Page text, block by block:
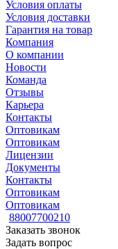
Условия оплаты
Условия доставки
Гарантия на товар
Компания
О компании
Новости
Команда
Отзывы
Карьера
Контакты
Оптовикам
Оптовикам
Лицензии
Документы
Контакты
Оптовикам
Оптовикам
88007700210
Заказать звонок
Задать вопрос